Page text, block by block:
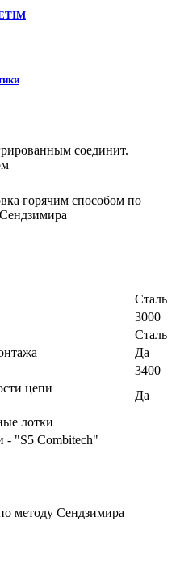
соединит.
горячим способом по
Сталь
3000
Сталь
Да
3400
цепи
Да
лотки
- "S5 Combitech"
методу Сендзимира